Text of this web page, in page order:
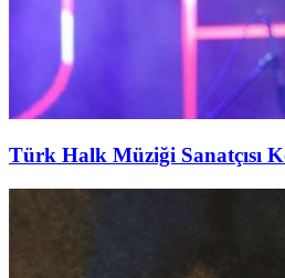
Türk Halk Müziği Sanatçısı